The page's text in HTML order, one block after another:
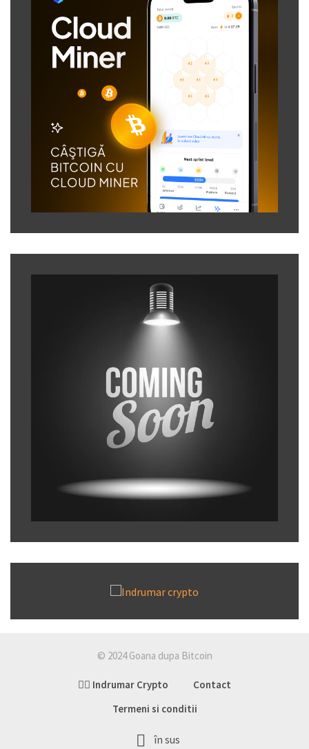
© 2024 Goana dupa Bitcoin
👉🏽 Indrumar Crypto
Contact
Termeni si conditii
în sus